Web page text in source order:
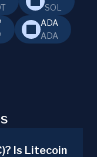
SOL
ADA
ADA
Is Litecoin